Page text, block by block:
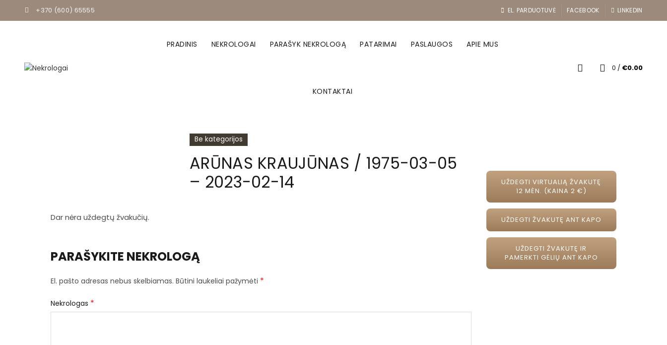
+370 (600) 65555 EL. PARDUOTUVĖ FACEBOOK LINKEDIN
PRADINIS NEKROLOGAI PARAŠYK NEKROLOGĄ PATARIMAI PASLAUGOS APIE MUS
KONTAKTAI
0 / €0.00
Be kategorijos
ARŪNAS KRAUJŪNAS / 1975-03-05
– 2023-02-14
Dar nėra uždegtų žvakučių.
PARAŠYKITE NEKROLOGĄ
El. pašto adresas nebus skelbiamas. Būtini laukeliai pažymėti *
Nekrologas *
UŽDEGTI VIRTUALIĄ ŽVAKUTĘ
12 MĖN. (KAINA 2 €)
UŽDEGTI ŽVAKUTĘ ANT KAPO
UŽDEGTI ŽVAKUTĘ IR
PAMERKTI GĖLIŲ ANT KAPO